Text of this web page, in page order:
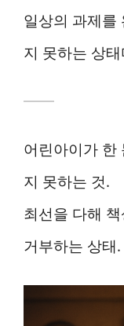
일상의 과제를
지 못하는 상태
어린아이가 한
지 못하는 것.
최선을 다해
거부하는 상태.